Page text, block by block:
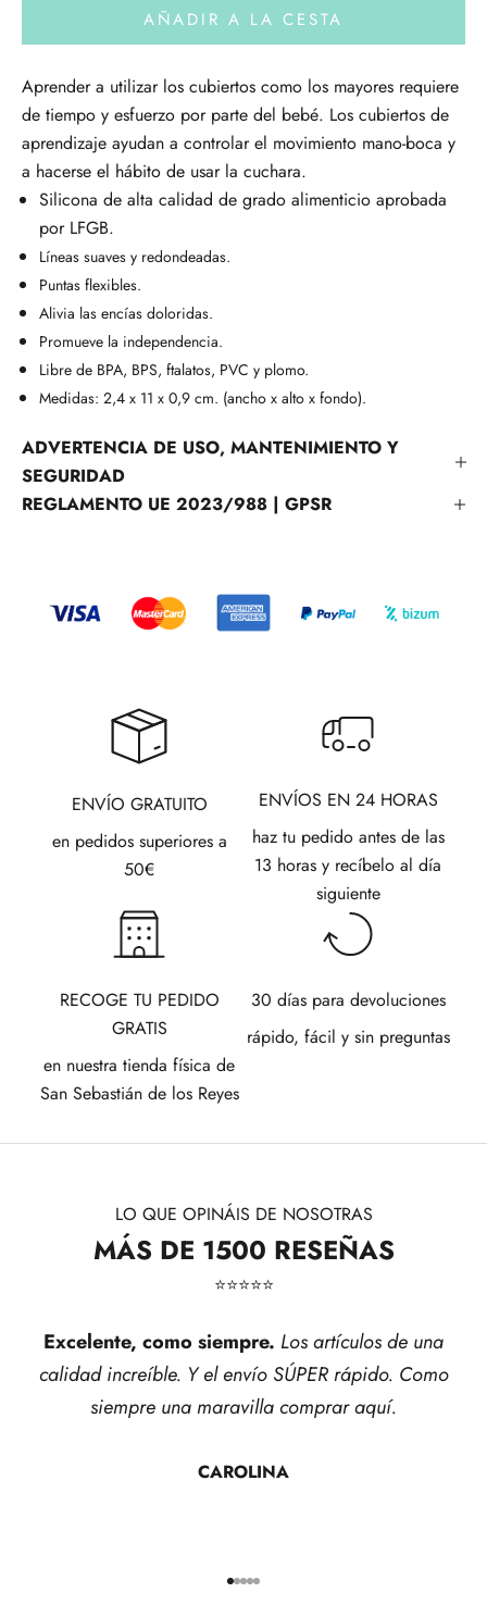
AÑADIR A LA CESTA
Aprender a utilizar los cubiertos como los mayores requiere
de tiempo y esfuerzo por parte del bebé. Los cubiertos de
aprendizaje ayudan a controlar el movimiento mano-boca y
a hacerse el hábito de usar la cuchara.
Silicona de alta calidad de grado alimenticio aprobada
por LFGB.
Líneas suaves y redondeadas.
Puntas flexibles.
Alivia las encías doloridas.
Promueve la independencia.
Libre de BPA, BPS, ftalatos, PVC y plomo.
Medidas: 2,4 x 11 x 0,9 cm. (ancho x alto x fondo).
ADVERTENCIA DE USO, MANTENIMIENTO Y
SEGURIDAD
REGLAMENTO UE 2023/988 | GPSR
ENVÍO GRATUITO
en pedidos superiores a
50€
ENVÍOS EN 24 HORAS
haz tu pedido antes de las
13 horas y recíbelo al día
siguiente
RECOGE TU PEDIDO
GRATIS
en nuestra tienda física de
San Sebastián de los Reyes
30 días para devoluciones
rápido, fácil y sin preguntas
LO QUE OPINÁIS DE NOSOTRAS
MÁS DE 1500 RESEÑAS
⭐​⭐​⭐​⭐​⭐​
Excelente, como siempre. Los artículos de una
calidad increíble. Y el envío SÚPER rápido. Como
siempre una maravilla comprar aquí.
CAROLINA
Ir al artículo 1
Ir al artículo 2
Ir al artículo 3
Ir al artículo 4
Ir al artículo 5